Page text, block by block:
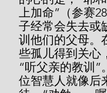
上加命”（参赛
子经常会失去或
训他们的父母。
些孤儿得到关心
“听父亲的教训”
位智慧人就像后